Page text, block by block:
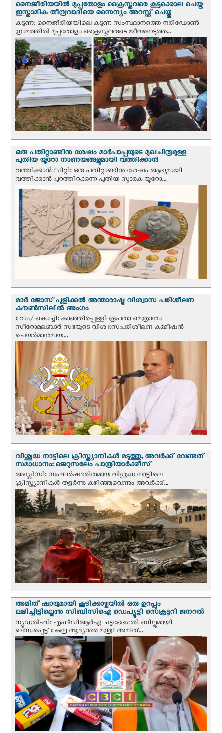
നൈജീരിയയില്‍ മുപ്പതോളം ക്രൈസ്തവരെ കൂട്ടക്കൊല ചെയ്ത
ഇസ്ലാമിക തീവ്രവാദിയെ സൈന്യം അറസ്റ്റ് ചെയ്തു
കടുണ: നൈജീരിയയിലെ കടുണ സംസ്ഥാനത്തെ നരിഡോൺ
ഗ്രാമത്തിൽ മുപ്പതോളം ക്രൈസ്തവരുടെ ജീവനെടുത്ത...
ഒരു പതിറ്റാണ്ടിനു ശേഷം മാർപാപ്പയുടെ മുഖചിത്രമുള്ള
പുതിയ യൂറോ നാണയങ്ങളുമായി വത്തിക്കാന്‍
വത്തിക്കാന്‍ സിറ്റി: ഒരു പതിറ്റാണ്ടിനു ശേഷം ആദ്യമായി
വത്തിക്കാൻ പുറത്തിറക്കുന്ന പുതിയ സ്മാരക യൂറോ...
മാർ ജോസ് പുളിക്കൽ അന്താരാഷ്ട്ര വിശ്വാസ പരിശീലന
കൗൺസിലിൽ അംഗം
റോം/ കൊച്ചി: കാഞ്ഞിരപ്പള്ളി രൂപതാ മെത്രാനും
സീറോമലബാർ സഭയുടെ വിശ്വാസപരിശീലന കമ്മീഷൻ
ചെയർമാനുമായ...
വിശുദ്ധ നാട്ടിലെ ക്രിസ്ത്യാനികൾ മടുത്തു, അവർക്ക് വേണ്ടത്
സമാധാനം: ജെറുസലേം പാത്രിയാര്‍ക്കീസ്
അസ്സീസി: സംഘര്‍ഷഭരിതമായ വിശുദ്ധ നാട്ടിലെ
ക്രിസ്ത്യാനികൾ തളര്‍ന്നു കഴിഞ്ഞുവെന്നും അവർക്ക്...
അമിത് ഷായുമായി കൂടിക്കാഴ്ചയില്‍ ഒരു ഉറപ്പും
ലഭിച്ചിട്ടില്ലെന്നു സിബിസിഐ ഡെപ്യൂട്ടി സെക്രട്ടറി ജനറല്‍
ന്യൂഡല്‍ഹി: എഫ്‌സിആര്‍എ ചട്ടഭേദഗതി ബില്ലുമായി
ബന്ധപ്പെട്ട് കേന്ദ്ര ആഭ്യന്തര മന്ത്രി അമിത്...